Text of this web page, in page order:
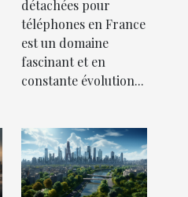
pour
téléphones en
France
détachées pour
téléphones en France
est un domaine
fascinant et en
constante évolution...